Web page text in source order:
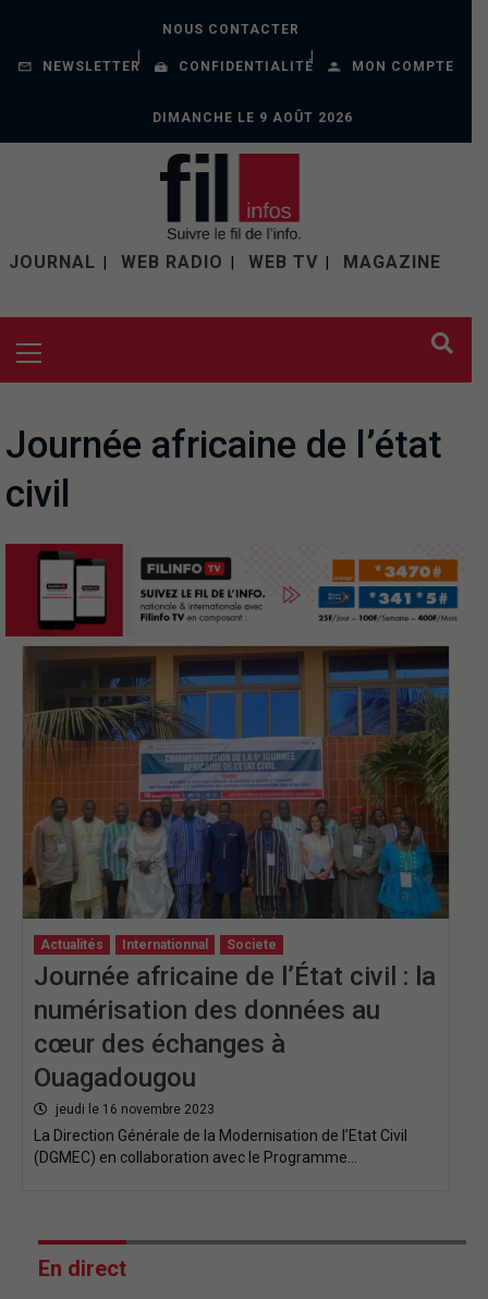
NOUS CONTACTER
NEWSLETTER CONFIDENTIALITÉ MON COMPTE
DIMANCHE LE 9 AOÛT 2026
JOURNAL WEB RADIO WEB TV MAGAZINE
Journée africaine de l’état
civil
Actualités Internationnal Societe
Journée africaine de l’État civil : la
numérisation des données au
cœur des échanges à
Ouagadougou
jeudi le 16 novembre 2023
La Direction Générale de la Modernisation de l’Etat Civil
(DGMEC) en collaboration avec le Programme…
En direct